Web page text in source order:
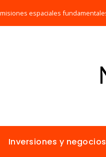
Inversiones y negocios